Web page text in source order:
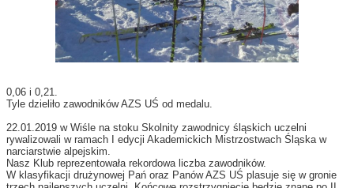
0,06 i 0,21.
Tyle dzieliło zawodników AZS UŚ od medalu.
22.01.2019 w Wiśle na stoku Skolnity zawodnicy śląskich uczelni
rywalizowali w ramach I edycji Akademickich Mistrzostwach Śląska w
narciarstwie alpejskim.
Nasz Klub reprezentowała rekordowa liczba zawodników.
W klasyfikacji drużynowej Pań oraz Panów AZS UŚ plasuje się w gronie